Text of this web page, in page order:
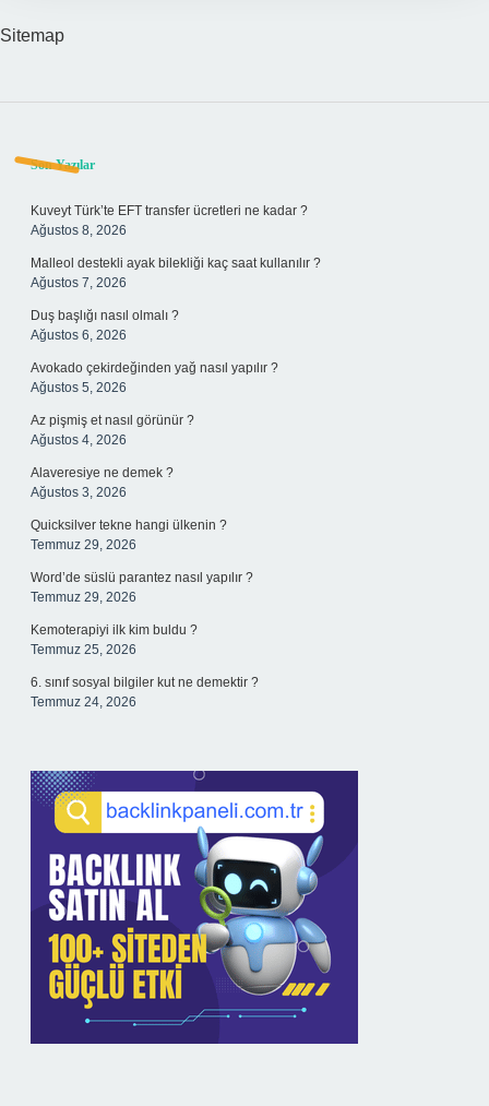
Sitemap
Sidebar
Son Yazılar
Kuveyt Türk’te EFT transfer ücretleri ne kadar ?
Ağustos 8, 2026
Malleol destekli ayak bilekliği kaç saat kullanılır ?
Ağustos 7, 2026
Duş başlığı nasıl olmalı ?
Ağustos 6, 2026
Avokado çekirdeğinden yağ nasıl yapılır ?
Ağustos 5, 2026
Az pişmiş et nasıl görünür ?
Ağustos 4, 2026
Alaveresiye ne demek ?
Ağustos 3, 2026
Quicksilver tekne hangi ülkenin ?
Temmuz 29, 2026
Word’de süslü parantez nasıl yapılır ?
Temmuz 29, 2026
Kemoterapiyi ilk kim buldu ?
Temmuz 25, 2026
6. sınıf sosyal bilgiler kut ne demektir ?
Temmuz 24, 2026